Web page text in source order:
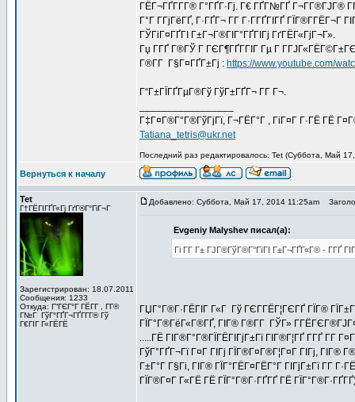
ГЁГ¬ГҐГ­Г­Г® Г°ГҐГ·Гј. Г€ ГҐГ№ГҐ Г¬Г­Г®ГЈГ®
Г°Г Г­ГјГёГҐ, Г·ГҐГ¬ Г­Г Г·Г­ГҐГІГҐ ГЇГ®Г­ГЁГ¬Г
ГЎГіГ¤ГҐГІ Г±Г¬Г®ГІГ°ГҐГІГј ГґГЁГ«ГјГ¬Г».
Гџ Г­ГҐ Г®ГЎ Г ГЄГ¶ГҐГ­ГІГ Гµ Г
Г®Г­Г Г§Г¤ГҐГ±Гј : https://www.youtube.com/
Г“Г±ГЇГҐГµГ®Гў ГўГ±ГҐГ¬ Г­Г Г¬.
Г‡Г¤Г®Г°Г®ГўГјГї, Г¬ГЁГ°Г , ГіГ¤Г Г·ГЁ ГЁ
Tatiana_tetris@ukr.net
Последний раз редактировалось: Tet (Суббота, Май
Вернуться к началу
Tet
Г†ГЁГІГҐГ«Гј ГґГ®Г°ГіГ¬Г
Зарегистрирован: 18.07.2011
Сообщения: 1233
Откуда: Г“ГЄГ°Г ГЁГ­Г , Г­Г®
Г№Г ГўГ°ГҐГ¬ГҐГ­Г­Г® Гў
Г€ГІГ Г«ГЁГЁ
Добавлено: Суббота, Май 17, 2014 11:25am
Evgeniy Malyshev писал(а):
Гі Г­Г Г± ГЈГ®ГўГ®Г°ГїГІ Г±Г¬ГҐГ«Г® - Г­ГҐ
ГЏГ°Г®Г·ГЁГІГ Г«Г Гў ГЄГ­ГЁГ¦ГЄГҐ ГЇГ®
ГЇГ°Г®ГёГ«Г®ГҐ, ГІГ® Г®Г­Г ГЎГ»
.....ГЁ ГІГ®Г°Г®ГЇГЁГІГјГ±Гї ГІГ®Г¦ГҐ Г­ГҐ
ГўГ°ГҐГ¬Гї Г¤Г ГІГј ГЇГ®Г¤Г®Г¦Г¤Г ГІГј,
Г±Г°Г Г§Гі, ГІГ® ГЇГ°ГЁГ¤ГЁГ°Г ГІГјГ±Гї Г­Г
ГЇГ®Г¤Г Г«ГЁ ГЁ ГЇГ°Г®Г·ГҐГҐ ГЁ